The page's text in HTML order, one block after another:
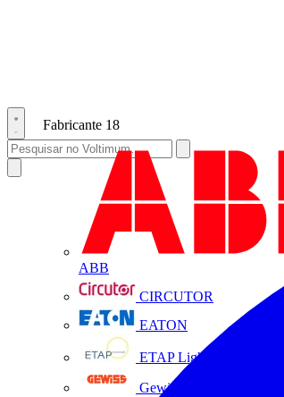
Fabricante 18
ABB
CIRCUTOR
EATON
ETAP Lighting
Gewiss